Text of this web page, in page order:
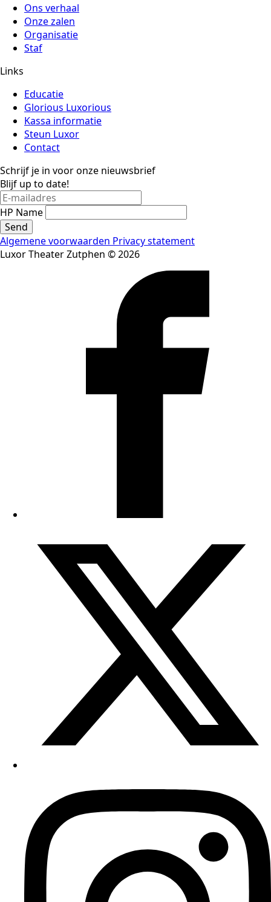
Ons verhaal
Onze zalen
Organisatie
Staf
Links
Educatie
Glorious Luxorious
Kassa informatie
Steun Luxor
Contact
Schrijf je in voor onze nieuwsbrief
Blijf up to date!
HP Name
Send
Algemene voorwaarden Privacy statement
Luxor Theater Zutphen © 2026